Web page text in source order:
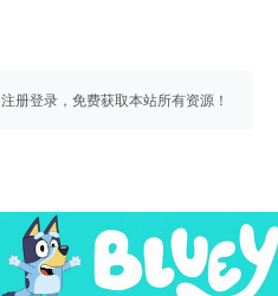
注册登录，免费获取本站所有资源！